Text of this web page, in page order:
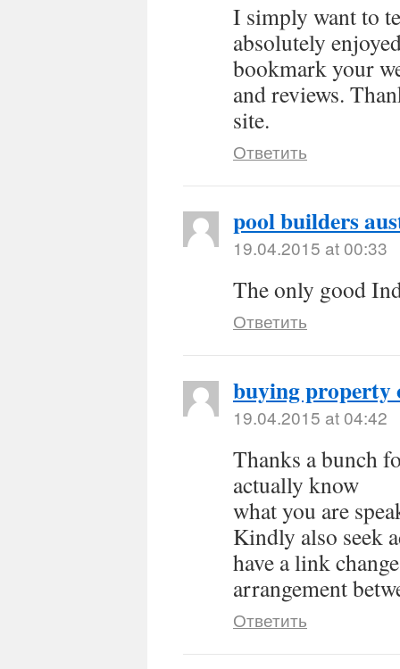
I simply want to
absolutely
bookmark your
and reviews.
site.
Ответить
pool builders
19.04.2015 at 00:33
The only good
Ответить
buying property
19.04.2015 at 04:42
Thanks a bunch
actually know
what you are
Kindly also seek
have a link change
arrangement
Ответить